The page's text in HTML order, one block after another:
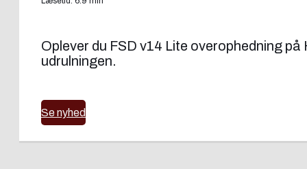
Oplever du FSD v14 Lite overophedning
udrulningen.
Se nyhed